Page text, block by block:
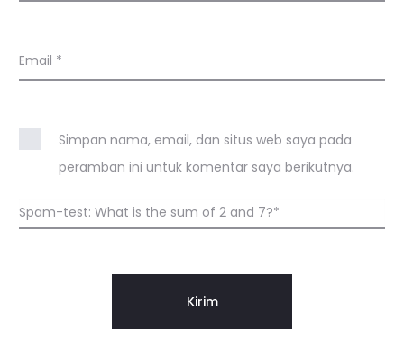
Email *
Simpan nama, email, dan situs web saya pada
peramban ini untuk komentar saya berikutnya.
Spam-test: What is the sum of 2 and 7?*